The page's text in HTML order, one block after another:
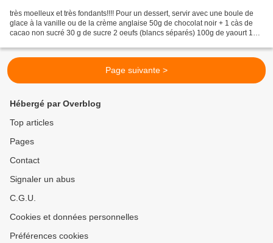
très moelleux et très fondants!!!! Pour un dessert, servir avec une boule de
glace à la vanille ou de la crème anglaise 50g de chocolat noir + 1 càs de
cacao non sucré 30 g de sucre 2 oeufs (blancs séparés) 100g de yaourt 1
Page suivante >
Hébergé par Overblog
Top articles
Pages
Contact
Signaler un abus
C.G.U.
Cookies et données personnelles
Préférences cookies